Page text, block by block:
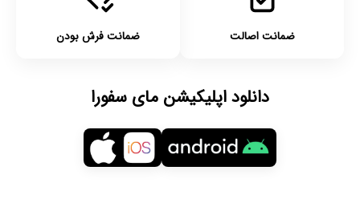
ضمانت اصالت ضمانت فرش بودن
دانلود اپلیکیشن مای سفورا